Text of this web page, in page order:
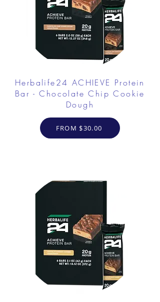
Herbalife24 ACHIEVE Protein
Bar - Chocolate Chip Cookie
Dough
FROM $30.00